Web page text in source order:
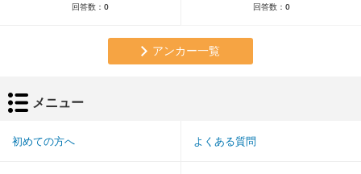
回答数： 0 回答数： 0
アンカー一覧
メニュー
初めての方へ よくある質問